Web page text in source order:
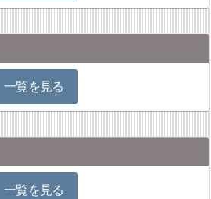
一覧を見る
一覧を見る